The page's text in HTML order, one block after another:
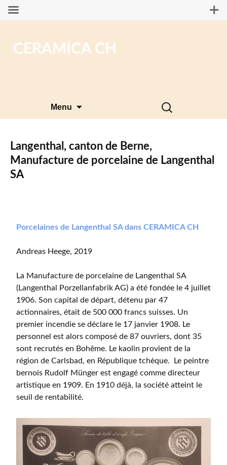
CERAMICA CH
Menu
Rechercher :
Langenthal, canton de Berne,
Manufacture de porcelaine de Langenthal
SA
Porcelaines de Langenthal SA dans CERAMICA CH
Andreas Heege, 2019
La Manufacture de porcelaine de Langenthal SA
(Langenthal Porzellanfabrik AG) a été fondée le 4 juillet
1906. Son capital de départ, détenu par 47
actionnaires, était de 500 000 francs suisses. Un
premier incendie se déclare le 17 janvier 1908. Le
personnel est alors composé de 87 ouvriers, dont 35
sont recrutés en Bohême. Le kaolin provient de la
région de Carlsbad, en République tchèque. Le peintre
bernois Rudolf Münger est engagé comme directeur
artistique en 1909. En 1910 déjà, la société atteint le
seuil de rentabilité.